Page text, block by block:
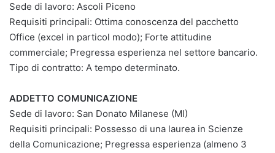
Sede di lavoro: Ascoli Piceno
Requisiti principali: Ottima conoscenza del pacchetto
Office (excel in particol modo); Forte attitudine
commerciale; Pregressa esperienza nel settore bancario.
Tipo di contratto: A tempo determinato.
ADDETTO COMUNICAZIONE
Sede di lavoro: San Donato Milanese (MI)
Requisiti principali: Possesso di una laurea in Scienze
della Comunicazione; Pregressa esperienza (almeno 3